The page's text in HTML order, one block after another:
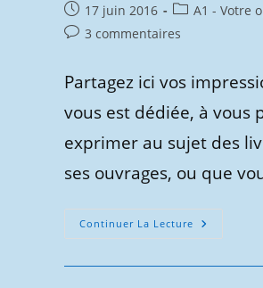
Publication
publiée :
17 juin 2016
Post
category:
A1 - Votre
Commentaires
publication :
3 commentaires
Partagez ici vos
vous est dédiée, à vous
exprimer au sujet des
ses ouvrages, ou que
Continuer La Lecture Votre
Avis